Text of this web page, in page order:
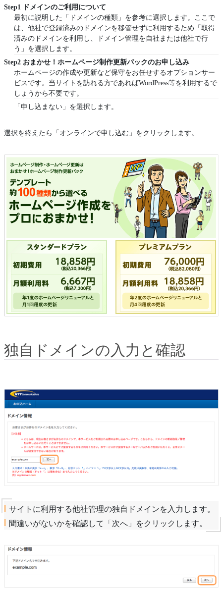
Step1 ドメインのご利用について
最初に説明した「ドメインの種類」を参考に選択します。ここで
は、他社で登録済みのドメインを移管せずに利用するため「取得
済みのドメインを利用し、ドメイン管理を自社または他社で行
う」を選択します。
Step2 おまかせ！ホームページ制作更新パックのお申し込み
ホームページの作成や更新など保守をお任せするオプションサー
ビスです。当サイトを訪れる方であればWordPress等を利用するで
しょうから不要です。
「申し込まない」を選択します。
選択を終えたら「オンラインで申し込む」をクリックします。
独自ドメインの入力と確認
サイトに利用する他社管理の独自ドメインを入力します。
間違いがないかを確認して「次へ」をクリックします。